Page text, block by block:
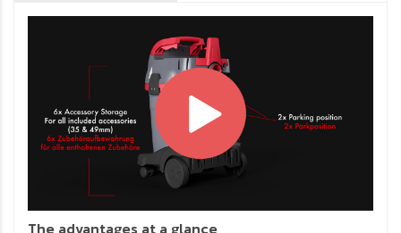
The advantages at a glance